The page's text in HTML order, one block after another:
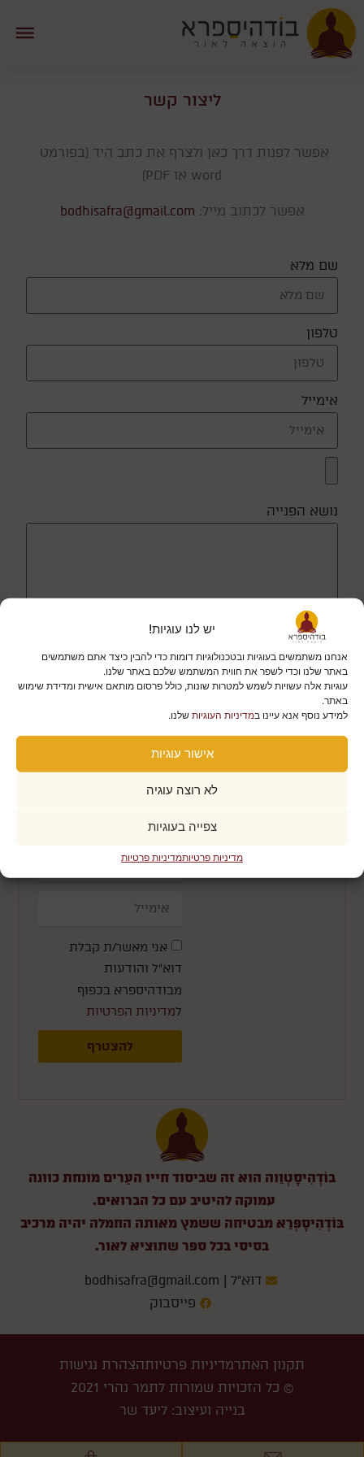
יש לנו עוגיות!
אנחנו משתמשים בעוגיות ובטכנולוגיות דומות כדי להבין כיצד אתם משתמשים
באתר שלנו וכדי לשפר את חווית המשתמש שלכם באתר שלנו.
עוגיות אלה עשויות לשמש למטרות שונות, כולל פרסום מותאם אישית ומדידת שימוש
באתר.
למידע נוסף אנא עיינו במדיניות העוגיות שלנו.
אישור עוגיות
לא רוצה עוגיה
צפייה בעוגיות
מדיניות פרטיותמדיניות פרטיות
ליצור קשר
word או PDF)
אפשר לכתוב מייל: bodhisafra@gmail.com
שם מלא
טלפון
אימייל
נושא הפנייה
אני מאשר/ת קבלת דוא״ל והודעות מבודהיספרא בכפוף
למדיניות הפרטיות
אני מאשר/ת קבלת
דוא״ל והודעות
מבודהיספרא בכפוף
למדיניות הפרטיות
להצטרף
בוֹדְהִיסָטְוַוה הוא זה שביסוד חייו העֵרים מונחת כוונה
עמוקה להיטיב עם כל הברואים.
בּוֹדְהִיסָפְרַא מבטיחה ששמץ מאותה החמלה יהיה מרכיב
בסיסי בכל ספר שתוציא לאור.
דוא״ל | bodhisafra@gmail.com
פייסבוק
© כל הזכויות שמורות לתמר נהרי 2021
תקנון האתרמדיניות פרטיותהצהרת נגישות
בנייה ועיצוב: ליעד שר